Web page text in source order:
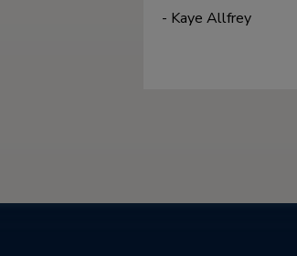
- Kaye Allfrey